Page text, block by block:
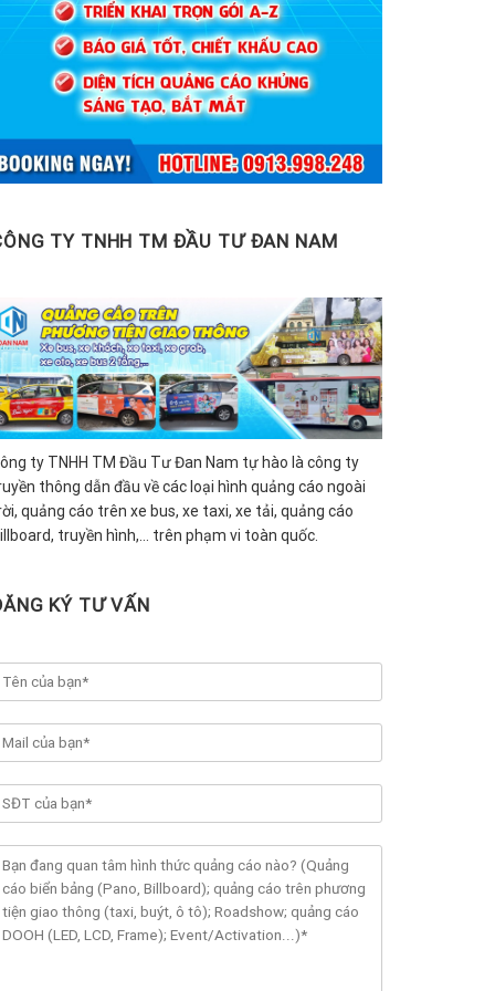
TY TNHH TM ĐẦU TƯ ĐAN NAM
ty TNHH TM Đầu Tư Đan Nam tự hào là công ty
thông dẫn đầu về các loại hình quảng cáo ngoài
quảng cáo trên xe bus, xe taxi, xe tải, quảng cáo
truyền hình,… trên phạm vi toàn quốc.
KÝ TƯ VẤN